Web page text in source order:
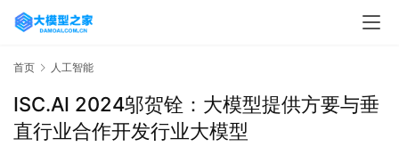
首页 人工智能
ISC.AI 2024邬贺铨：大模型提供方要与垂
直行业合作开发行业大模型